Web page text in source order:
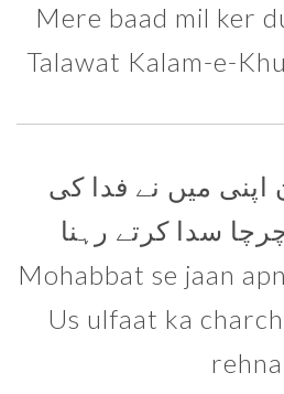
Mere baad mil ker
Talawat Kalam-e-
میں نے فدا کی
سدا کرتے رہنا
Mohabbat se jaan
Us ulfaat ka
rehna